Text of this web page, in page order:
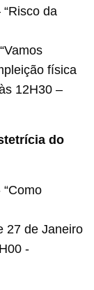
da
física
12H30 –
do
27 de Janeiro
-